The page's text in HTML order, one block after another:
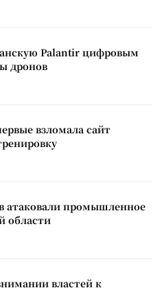
Palantir цифровым
дронов
взломала сайт
атаковали промышленное
области
властей к